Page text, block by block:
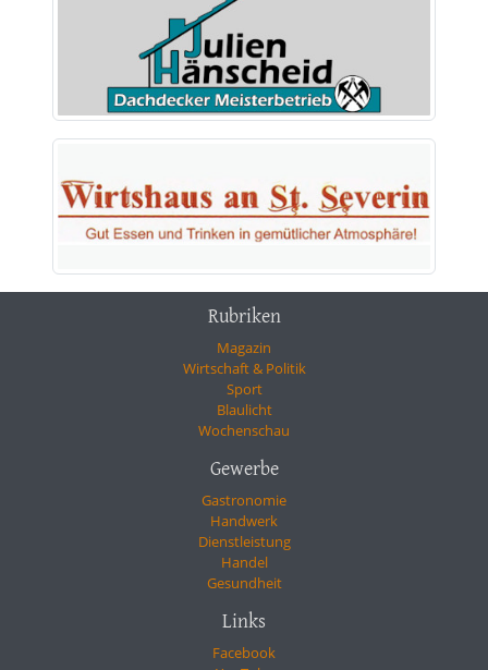
Rubriken
Magazin
Wirtschaft & Politik
Sport
Blaulicht
Wochenschau
Gewerbe
Gastronomie
Handwerk
Dienstleistung
Handel
Gesundheit
Links
Facebook